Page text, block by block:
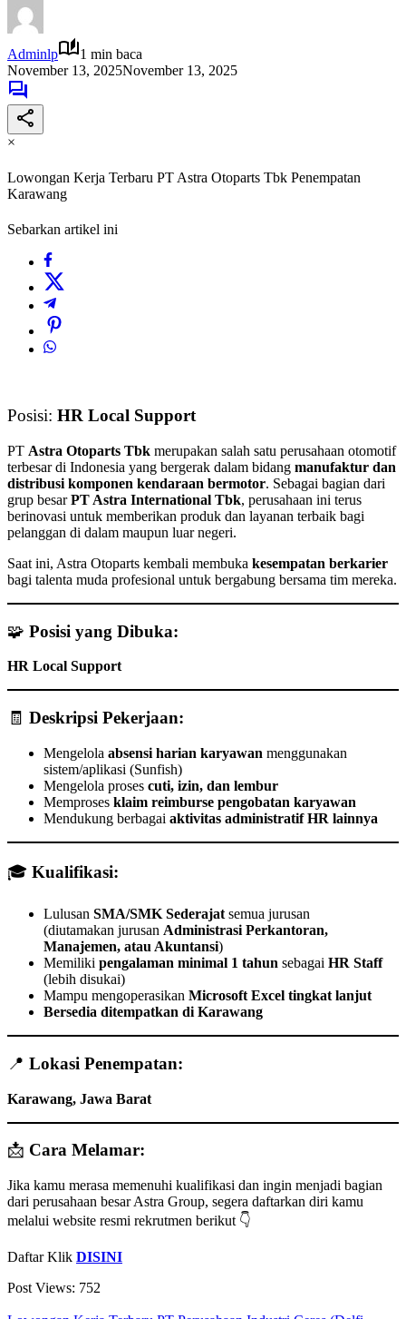
Adminlp
1 min baca
November 13, 2025November 13, 2025
×
Lowongan Kerja Terbaru PT Astra Otoparts Tbk Penempatan
Karawang
Sebarkan artikel ini
Posisi: HR Local Support
PT Astra Otoparts Tbk merupakan salah satu perusahaan otomotif
terbesar di Indonesia yang bergerak dalam bidang manufaktur dan
distribusi komponen kendaraan bermotor. Sebagai bagian dari
grup besarPT Astra International Tbk, perusahaan ini terus
berinovasi untuk memberikan produk dan layanan terbaik bagi
pelanggan di dalam maupun luar negeri.
Saat ini, Astra Otoparts kembali membuka kesempatan berkarier
bagi talenta muda profesional untuk bergabung bersama tim mereka.
🧩 Posisi yang Dibuka:
HR Local Support
🧾 Deskripsi Pekerjaan:
Mengelola absensi harian karyawan menggunakan
sistem/aplikasi (Sunfish)
Mengelola proses cuti, izin, dan lembur
Memproses klaim reimburse pengobatan karyawan
Mendukung berbagai aktivitas administratif HR lainnya
🎓 Kualifikasi:
Lulusan SMA/SMK Sederajat semua jurusan
(diutamakan jurusan Administrasi Perkantoran,
Manajemen, atau Akuntansi)
Memiliki pengalaman minimal 1 tahun sebagai HR Staff
(lebih disukai)
Mampu mengoperasikan Microsoft Excel tingkat lanjut
Bersedia ditempatkan di Karawang
📍 Lokasi Penempatan:
Karawang, Jawa Barat
📩 Cara Melamar:
Jika kamu merasa memenuhi kualifikasi dan ingin menjadi bagian
dari perusahaan besar Astra Group, segera daftarkan diri kamu
melalui website resmi rekrutmen berikut 👇
Daftar Klik DISINI
Post Views: 752